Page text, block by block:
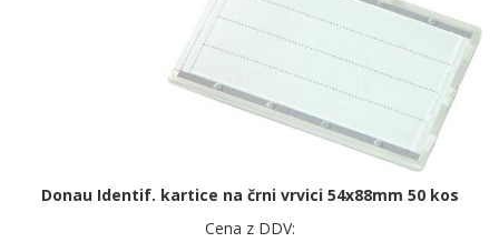
Donau Identif. kartice na črni vrvici 54x88mm 50 kos
Cena z DDV: